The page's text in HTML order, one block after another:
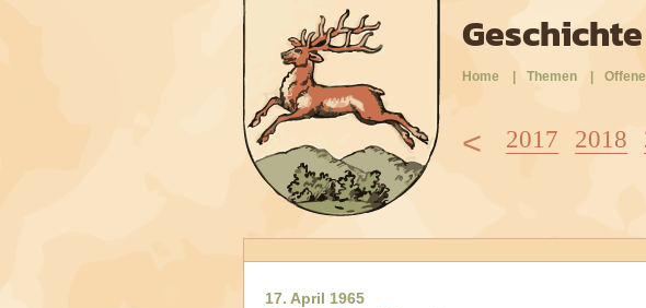
Home Themen
<
2013 2014 2015 2016 2017 2018
17. April 1965